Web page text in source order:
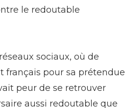
le redoutable
sociaux, où de
français pour sa prétendue
peur de se retrouver
aussi redoutable que